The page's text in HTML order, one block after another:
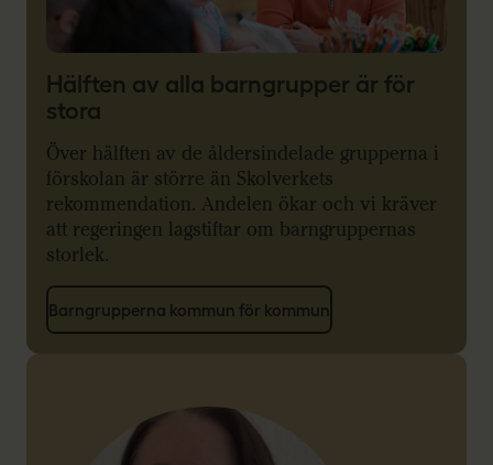
Hälften av alla barngrupper är för
stora
Över hälften av de åldersindelade grupperna i
förskolan är större än Skolverkets
rekommendation. Andelen ökar och vi kräver
att regeringen lagstiftar om barngruppernas
storlek.
Barngrupperna kommun för kommun